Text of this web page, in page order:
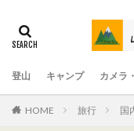
登山 キャンプ カメラ
HOME 旅行 国